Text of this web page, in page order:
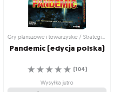
Gry planszowe i towarzyskie / Strategiczne gry planszowe
Pandemic(edycja polska)
☆
☆
☆
☆
☆ (104)
Wysyłka jutro